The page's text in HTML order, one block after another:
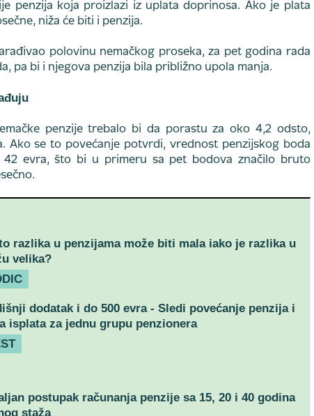
penzija koja proizlazi iz uplata doprinosa. Ako je plata
niža će biti i penzija.
polovinu nemačkog proseka, za pet godina rada
pa bi i njegova penzija bila približno upola manja.
penzije trebalo bi da porastu za oko 4,2 odsto,
Ako se to povećanje potvrdi, vrednost penzijskog boda
42 evra, što bi u primeru sa pet bodova značilo bruto
razlika u penzijama može biti mala iako je razlika u
velika?
dodatak i do 500 evra - Sledi povećanje penzija i
isplata za jednu grupu penzionera
postupak računanja penzije sa 15, 20 i 40 godina
staža